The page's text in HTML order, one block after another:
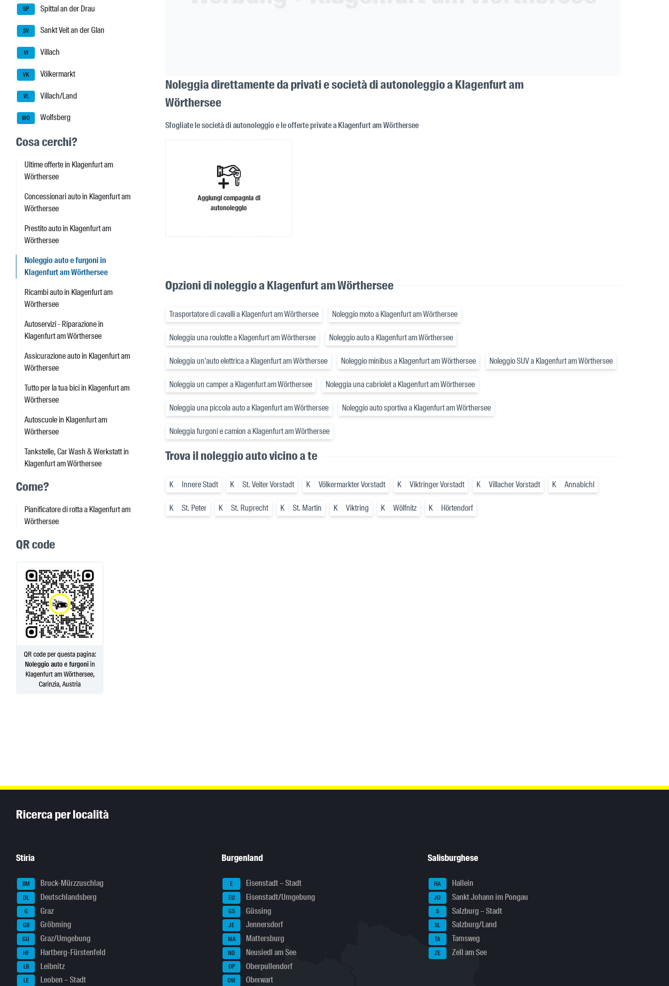
SP Spittal an der Drau
SV Sankt Veit an der Glan
VI Villach
VK Völkermarkt
VL Villach/Land
WO Wolfsberg
Cosa cerchi?
Ultime offerte in Klagenfurt am
Wörthersee
Concessionari auto in Klagenfurt am
Wörthersee
Prestito auto in Klagenfurt am
Wörthersee
Noleggio auto e furgoni in
Klagenfurt am Wörthersee
Ricambi auto in Klagenfurt am
Wörthersee
Autoservizi - Riparazione in
Klagenfurt am Wörthersee
Assicurazione auto in Klagenfurt am
Wörthersee
Tutto per la tua bici in Klagenfurt am
Wörthersee
Autoscuole in Klagenfurt am
Wörthersee
Tankstelle, Car Wash & Werkstatt in
Klagenfurt am Wörthersee
Come?
Pianificatore di rotta a Klagenfurt am
Wörthersee
QR code
QR code per questa pagina:
Noleggio auto e furgoniin
Klagenfurt am Wörthersee,
Carinzia, Austria
Noleggia direttamente da privati e società di autonoleggio a Klagenfurt am
Wörthersee
Sfogliate le società di autonoleggio e le offerte private a Klagenfurt am Wörthersee
Aggiungi compagnia di
autonoleggio
Opzioni di noleggio a Klagenfurt am Wörthersee
Trasportatore di cavalli a Klagenfurt am Wörthersee Noleggio moto a Klagenfurt am Wörthersee
Noleggia una roulotte a Klagenfurt am Wörthersee Noleggio auto a Klagenfurt am Wörthersee
Noleggia un'auto elettrica a Klagenfurt am Wörthersee Noleggio minibus a Klagenfurt am Wörthersee Noleggio SUV a Klagenfurt am Wörthersee
Noleggia un camper a Klagenfurt am Wörthersee Noleggia una cabriolet a Klagenfurt am Wörthersee
Noleggia una piccola auto a Klagenfurt am Wörthersee Noleggio auto sportiva a Klagenfurt am Wörthersee
Noleggia furgoni e camion a Klagenfurt am Wörthersee
Trova il noleggio auto vicino a te
K Innere Stadt K St. Veiter Vorstadt K Völkermarkter Vorstadt K Viktringer Vorstadt K Villacher Vorstadt K Annabichl
K St. Peter K St. Ruprecht K St. Martin K Viktring K Wölfnitz K Hörtendorf
Ricerca per località
Stiria
BM Bruck-Mürzzuschlag
DL Deutschlandsberg
G Graz
GB Gröbming
GU Graz/Umgebung
HF Hartberg-Fürstenfeld
LB Leibnitz
LE Leoben – Stadt
Burgenland
E Eisenstadt – Stadt
EU Eisenstadt/Umgebung
GS Güssing
JE Jennersdorf
MA Mattersburg
ND Neusiedl am See
OP Oberpullendorf
OW Oberwart
Salisburghese
HA Hallein
JO Sankt Johann im Pongau
S Salzburg – Stadt
SL Salzburg/Land
TA Tamsweg
ZE Zell am See